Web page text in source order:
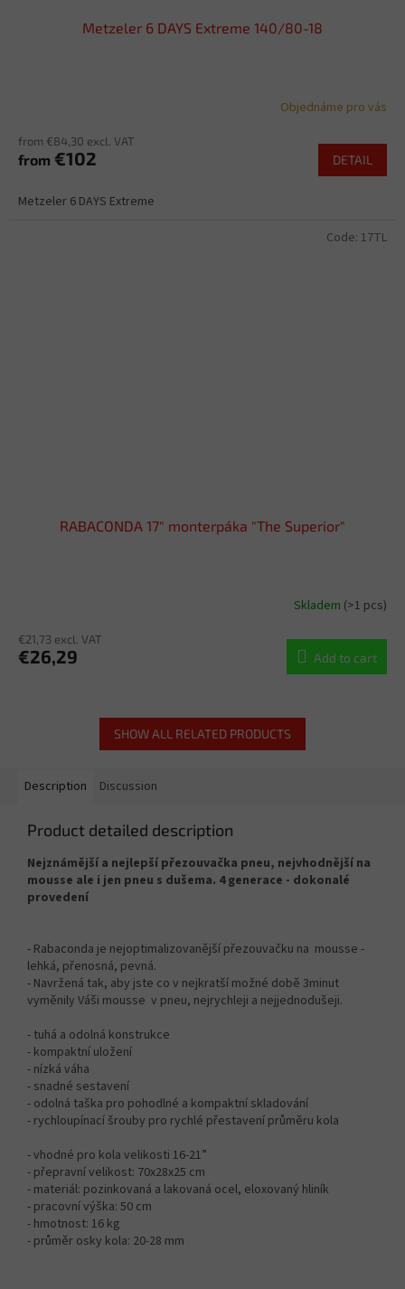
Metzeler 6 DAYS Extreme 140/80-18
Objednáme pro vás
from €84,30 excl. VAT
from €102 DETAIL
Metzeler 6 DAYS Extreme
RABACONDA 17" monterpáka "The Superior"
Skladem (>1 pcs)
€21,73 excl. VAT
€26,29 Add to cart
Code: 17TL
SHOW ALL RELATED PRODUCTS
Description Discussion
Product detailed description
Nejznámější a nejlepší přezouvačka pneu, nejvhodnější na
mousse ale i jen pneu s dušema. 4 generace - dokonalé
provedení
- Rabaconda je nejoptimalizovanější přezouvačku na mousse -
lehká, přenosná, pevná.
- Navržená tak, aby jste co v nejkratší možné době 3minut
vyměnily Váši mousse v pneu, nejrychleji a nejjednodušeji.
- tuhá a odolná konstrukce
- kompaktní uložení
- nízká váha
- snadné sestavení
- odolná taška pro pohodlné a kompaktní skladování
- rychloupínací šrouby pro rychlé přestavení průměru kola
- vhodné pro kola velikosti 16-21”
- přepravní velikost: 70x28x25 cm
- materiál: pozinkovaná a lakovaná ocel, eloxovaný hliník
- pracovní výška: 50 cm
- hmotnost: 16 kg
- průměr osky kola: 20-28 mm